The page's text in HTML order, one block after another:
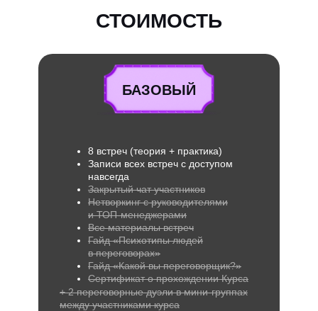
СТОИМОСТЬ
БАЗОВЫЙ
+ 2 переговорные дуэли в мини-группах
между участниками курса
8 встреч (теория + практика)
Записи всех встреч с доступом
навсегда
Закрытый чат участников
Нетворкинг с руководителями
и ТОП-менеджерами
Все материалы встреч
Гайд «Психотипы людей
в переговорах»
Гайд «Какой вы переговорщик?»
Сертификат о прохождении Курса